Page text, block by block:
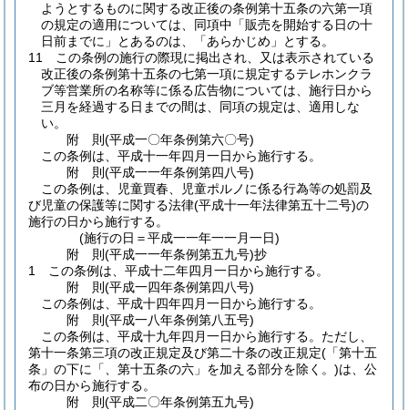
ようとするものに関する改正後の条例第十五条の六第一項
の規定の適用については、同項中「販売を開始する日の十
日前までに」とあるのは、「あらかじめ」とする。
11
この条例の施行の際現に掲出され、又は表示されている
改正後の条例第十五条の七第一項に規定するテレホンクラ
ブ等営業所の名称等に係る広告物については、施行日から
三月を経過する日までの間は、同項の規定は、適用しな
い。
附 則(平成一〇年条例第六〇号)
この条例は、平成十一年四月一日から施行する。
附 則(平成一一年条例第四八号)
この条例は、児童買春、児童ポルノに係る行為等の処罰及
び児童の保護等に関する法律(平成十一年法律第五十二号)の
施行の日から施行する。
(施行の日＝平成一一年一一月一日)
附 則(平成一一年条例第五九号)抄
1
この条例は、平成十二年四月一日から施行する。
附 則(平成一四年条例第四八号)
この条例は、平成十四年四月一日から施行する。
附 則(平成一八年条例第八五号)
この条例は、平成十九年四月一日から施行する。 ただし、
第十一条第三項の改正規定及び第二十条の改正規定(「第十五
条」の下に「、第十五条の六」を加える部分を除く。)は、公
布の日から施行する。
附 則(平成二〇年条例第五九号)